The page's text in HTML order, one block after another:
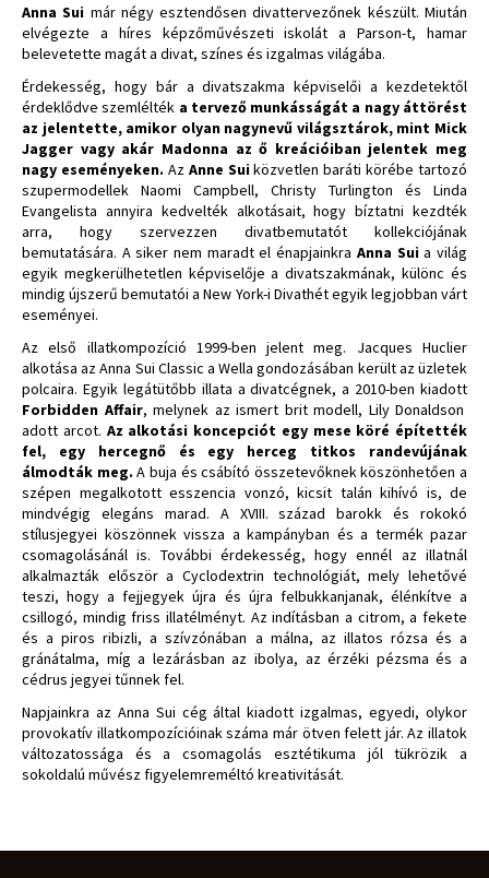
Anna Sui már négy esztendősen divattervezőnek készült. Miután
elvégezte a híres képzőművészeti iskolát a Parson-t, hamar
belevetette magát a divat, színes és izgalmas világába.
Érdekesség, hogy bár a divatszakma képviselői a kezdetektől
érdeklődve szemlélték a tervező munkásságát a nagy áttörést
az jelentette, amikor olyan nagynevű világsztárok, mint Mick
Jagger vagy akár Madonna az ő kreációiban jelentek meg
nagy eseményeken. Az Anne Suiközvetlen baráti körébe tartozó
szupermodellek Naomi Campbell, Christy Turlington és Linda
Evangelista annyira kedvelték alkotásait, hogy bíztatni kezdték
arra, hogy szervezzen divatbemutatót kollekciójának
bemutatására. A siker nem maradt el énapjainkra Anna Suia világ
egyik megkerülhetetlen képviselője a divatszakmának, különc és
mindig újszerű bemutatói a New York-i Divathét egyik legjobban várt
eseményei.
Az első illatkompozíció 1999-ben jelent meg. Jacques Huclier
alkotása az Anna Sui Classic a Wella gondozásában került az üzletek
polcaira. Egyik legátütőbb illata a divatcégnek, a 2010-ben kiadott
Forbidden Affair, melynek az ismert brit modell, Lily Donaldson
adott arcot. Az alkotási koncepciót egy mese köré építették
fel, egy hercegnő és egy herceg titkos randevújának
álmodták meg. A buja és csábító összetevőknek köszönhetően a
szépen megalkotott esszencia vonzó, kicsit talán kihívó is, de
mindvégig elegáns marad. A XVIII. század barokk és rokokó
stílusjegyei köszönnek vissza a kampányban és a termék pazar
csomagolásánál is. További érdekesség, hogy ennél az illatnál
alkalmazták először a Cyclodextrin technológiát, mely lehetővé
teszi, hogy a fejjegyek újra és újra felbukkanjanak, élénkítve a
csillogó, mindig friss illatélményt. Az indításban a citrom, a fekete
és a piros ribizli, a szívzónában a málna, az illatos rózsa és a
gránátalma, míg a lezárásban az ibolya, az érzéki pézsma és a
cédrus jegyei tűnnek fel.
Napjainkra az Anna Sui cég által kiadott izgalmas, egyedi, olykor
provokatív illatkompozícióinak száma már ötven felett jár. Az illatok
változatossága és a csomagolás esztétikuma jól tükrözik a
sokoldalú művész figyelemreméltó kreativitását.